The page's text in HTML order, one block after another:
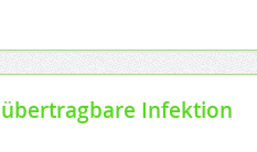
übertragbare Infektion